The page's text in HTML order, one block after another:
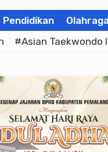
Pendidikan Olahraga
#Asian Taekwondo